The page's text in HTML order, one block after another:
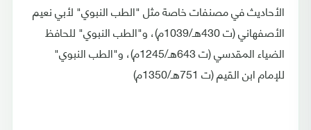
الأحاديث في مصنفات خاصة مثل "الطب النبوي" لأبي نعيم
الأصفهاني (ت 430هـ/1039م)، و"الطب النبوي" للحافظ
الضياء المقدسي (ت 643هـ/1245م)، و"الطب النبوي"
للإمام ابن القيم (ت 751هـ/1350م)